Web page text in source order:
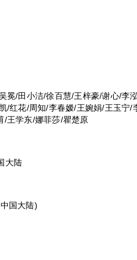
冕/田小洁/徐百慧/王梓豪/谢心/李
/红花/周知/李春嫒/王婉娟/王玉宁
/王学东/娜菲莎/瞿楚原
大陆
国大陆)